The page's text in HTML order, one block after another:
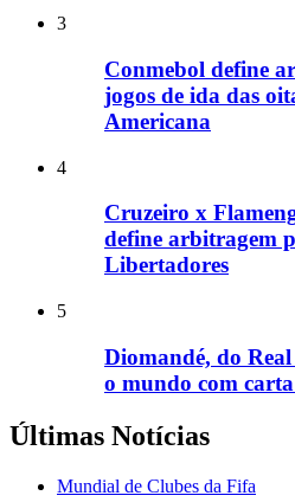
3
Conmebol define
jogos de ida das
Americana
4
Cruzeiro x
define arbitragem
Libertadores
5
Diomandé, do
o mundo com
Últimas Notícias
Mundial de Clubes da Fifa